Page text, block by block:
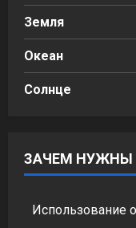
Земля
Океан
Солнце
ЗАЧЕМ НУЖНЫ
Использование